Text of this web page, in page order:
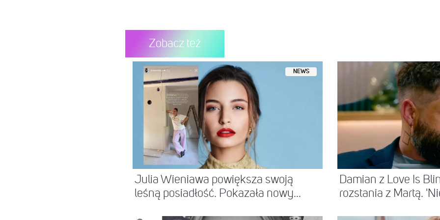
Zdjęcie zamieszczone przez użytkownika Selena Gomez (@selenagomez) 22 Gru, 2015 o 6:34
Zobacz też
NEWS
Julia Wieniawa powiększa swoją
leśną posiadłość. Pokazała nowy...
Damian z Love Is
rozstania z Martą.